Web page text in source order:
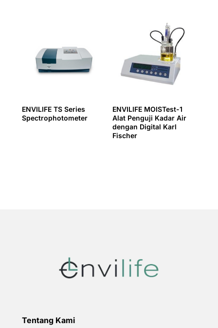
ENVILIFE TS Series
Spectrophotometer
ENVILIFE MOISTest-1
Alat Penguji Kadar Air
dengan Digital Karl
Fischer
Tentang Kami